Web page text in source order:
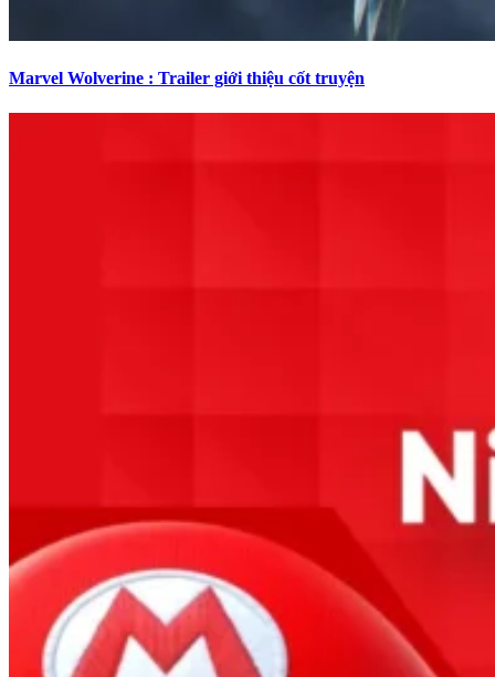
Marvel Wolverine : Trailer giới thiệu cốt truyện